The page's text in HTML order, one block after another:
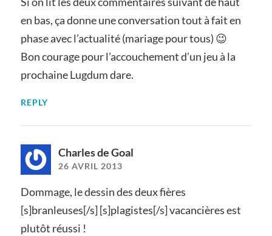
en bas, ça donne une conversation tout à fait en
phase avec l’actualité (mariage pour tous) 😉
Bon courage pour l’accouchement d’un jeu à la
prochaine Lugdum dare.
REPLY
Charles de Goal
26 AVRIL 2013
Dommage, le dessin des deux fières
[s]branleuses[/s] [s]plagistes[/s] vacancières est
plutôt réussi !